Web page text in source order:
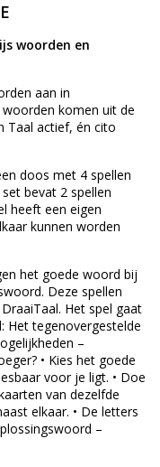
woorden en
aan in
komen uit de
Taal actief, én cito
doos met 4 spellen
bevat 2 spellen
heeft een eigen
kunnen worden
het goede woord bij
Deze spellen
Het spel gaat
Het tegenovergestelde
–
• Kies het goede
voor je ligt. • Doe
van dezelfde
elkaar. • De letters
–